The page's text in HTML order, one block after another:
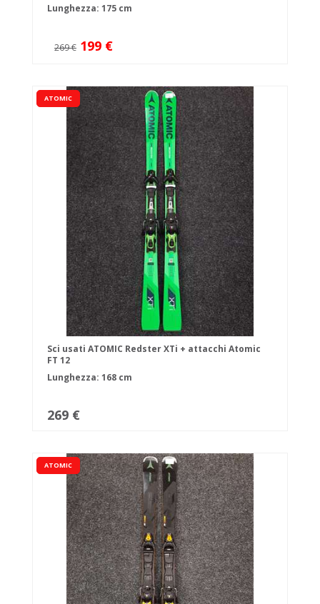
Lunghezza: 175 cm
269 € 199 €
ATOMIC
Sci usati ATOMIC Redster XTi + attacchi Atomic
FT 12
Lunghezza: 168 cm
269 €
ATOMIC